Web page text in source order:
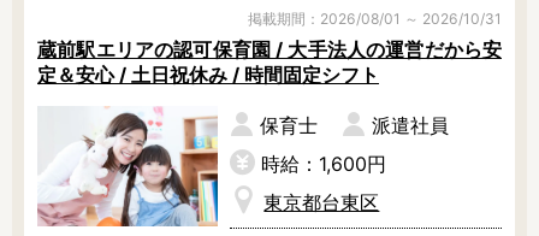
掲載期間：2026/08/01 ～ 2026/10/31
蔵前駅エリアの認可保育園 / 大手法人の運営だから安
定＆安心 / 土日祝休み / 時間固定シフト
保育士
派遣社員
時給：1,600円
東京都台東区